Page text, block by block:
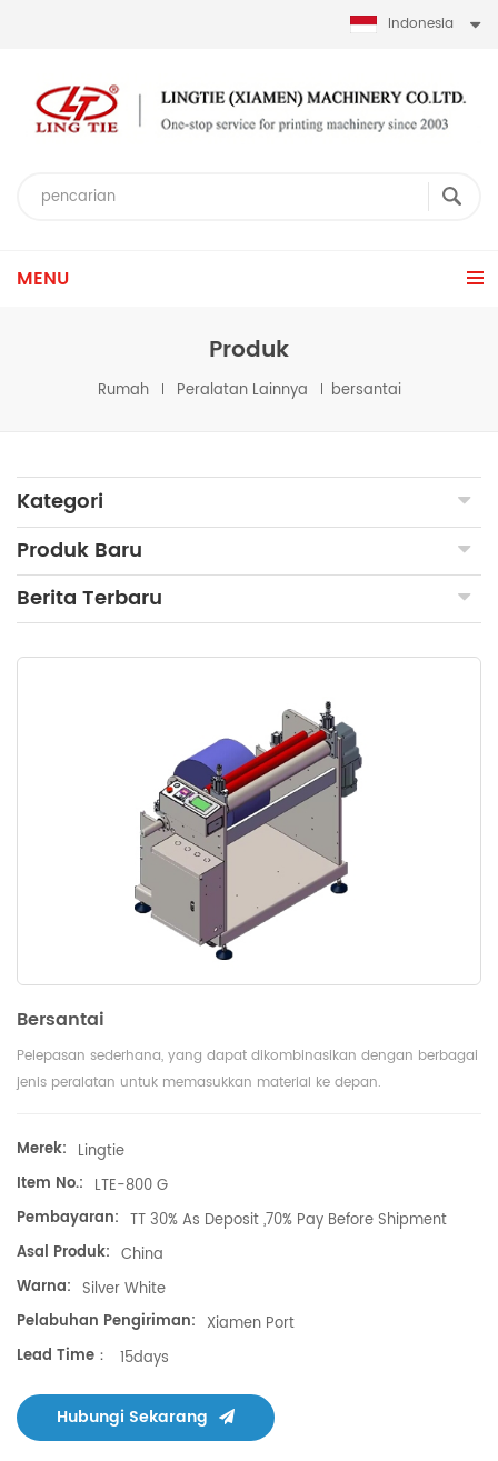
Indonesia
MENU
Produk
Rumah Peralatan Lainnya bersantai
Kategori
Produk Baru
Berita Terbaru
Bersantai
Pelepasan sederhana, yang dapat dikombinasikan dengan berbagai
jenis peralatan untuk memasukkan material ke depan.
Merek: Lingtie
Item No.: LTE-800 G
Pembayaran: TT 30% As Deposit ,70% Pay Before Shipment
Asal Produk: China
Warna: Silver White
Pelabuhan Pengiriman: Xiamen Port
Lead Time：
15days
Hubungi Sekarang